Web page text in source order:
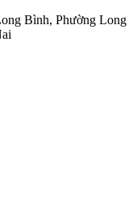
Bình, Phường Long